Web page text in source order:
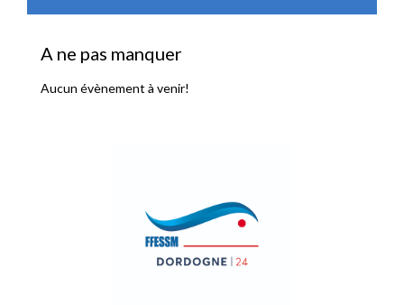
A ne pas manquer
Aucun évènement à venir!